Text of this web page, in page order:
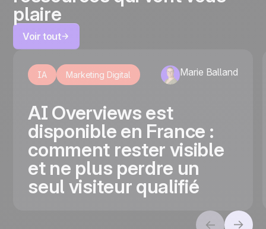
plaire
Voir tout
IA Marketing Digital Marie Balland
AI Overviews est
disponible en France :
comment rester visible
et ne plus perdre un
seul visiteur qualifié